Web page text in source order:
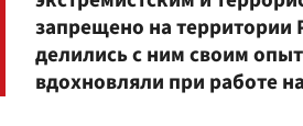
запрещено на
делились с ним своим
вдохновляли при работе